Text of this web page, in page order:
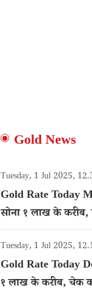
Gold News
Tuesday, 1 Jul 2025,
Gold Rate Today
सोना १ लाख के
गोल्ड का रेट
Tuesday, 1 Jul 2025,
Gold Rate Today
१ लाख के करीब, चेक